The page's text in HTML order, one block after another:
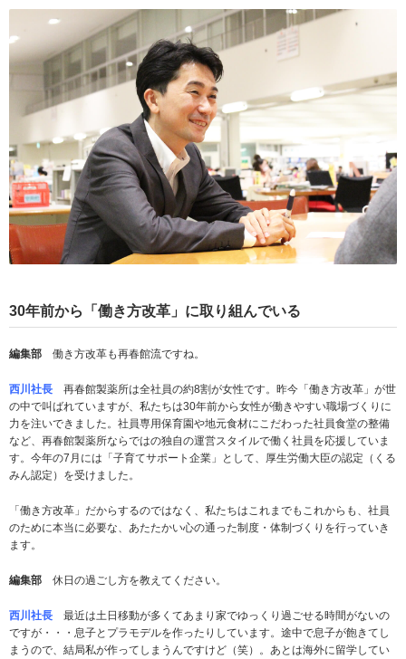
30年前から「働き方改革」に取り組んでいる
編集部 働き方改革も再春館流ですね。
西川社長 再春館製薬所は全社員の約8割が女性です。昨今「働き方改革」が世
の中で叫ばれていますが、私たちは30年前から女性が働きやすい職場づくりに
力を注いできました。社員専用保育園や地元食材にこだわった社員食堂の整備
など、再春館製薬所ならではの独自の運営スタイルで働く社員を応援していま
す。今年の7月には「子育てサポート企業」として、厚生労働大臣の認定（くる
みん認定）を受けました。
「働き方改革」だからするのではなく、私たちはこれまでもこれからも、社員
のために本当に必要な、あたたかい心の通った制度・体制づくりを行っていき
ます。
編集部 休日の過ごし方を教えてください。
西川社長 最近は土日移動が多くてあまり家でゆっくり過ごせる時間がないの
ですが・・・息子とプラモデルを作ったりしています。途中で息子が飽きてし
まうので、結局私が作ってしまうんですけど（笑）。あとは海外に留学してい